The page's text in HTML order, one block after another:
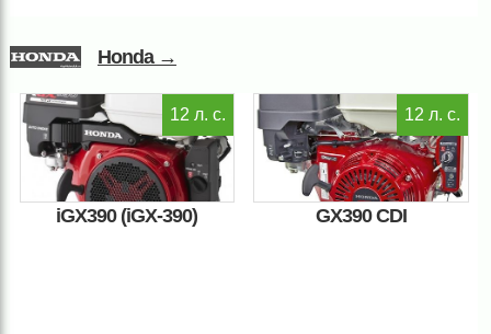
Honda →
12 л. с.
iGX390 (iGX-390)
12 л. с.
GX390 CDI